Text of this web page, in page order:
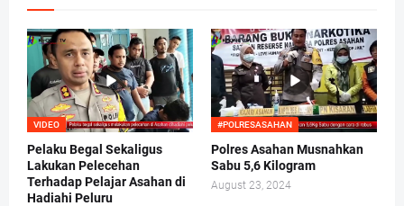
VIDEO
Pelaku Begal Sekaligus
Lakukan Pelecehan
Terhadap Pelajar Asahan di
Hadiahi Peluru
#POLRESASAHAN
Polres Asahan Musnahkan
Sabu 5,6 Kilogram
August 23, 2024